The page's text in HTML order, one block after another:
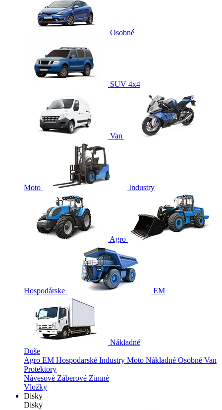
Osobné
SUV 4x4
Van
Moto Industry
Agro
Hospodárske EM
Nákladné
Duše
Agro EM Hospodarské Industry Moto Nákladné Osobné Van
Protektory
Návesové Záberové Zimné
Vložky
Disky
Disky